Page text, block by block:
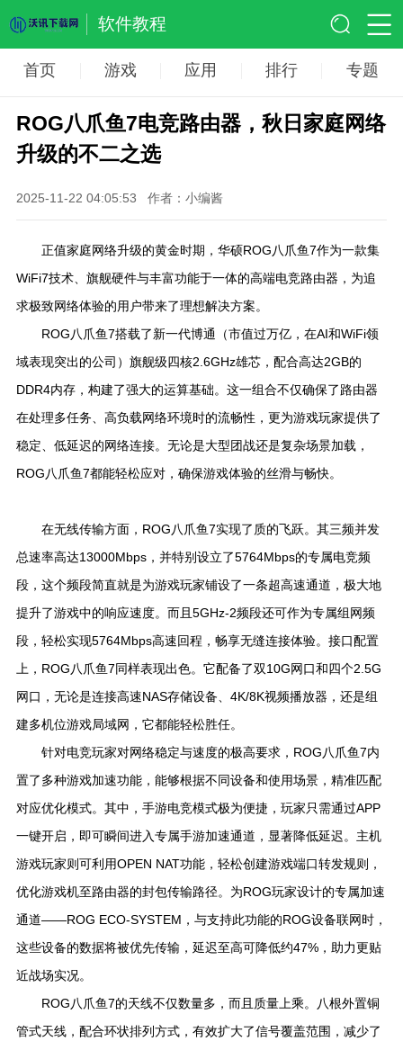
软件教程
首页 游戏 应用 排行 专题
ROG八爪鱼7电竞路由器，秋日家庭网络
升级的不二之选
2025-11-22 04:05:53 作者：小编酱
正值家庭网络升级的黄金时期，华硕ROG八爪鱼7作为一款集
WiFi7技术、旗舰硬件与丰富功能于一体的高端电竞路由器，为追
求极致网络体验的用户带来了理想解决方案。
ROG八爪鱼7搭载了新一代博通（市值过万亿，在AI和WiFi领
域表现突出的公司）旗舰级四核2.6GHz雄芯，配合高达2GB的
DDR4内存，构建了强大的运算基础。这一组合不仅确保了路由器
在处理多任务、高负载网络环境时的流畅性，更为游戏玩家提供了
稳定、低延迟的网络连接。无论是大型团战还是复杂场景加载，
ROG八爪鱼7都能轻松应对，确保游戏体验的丝滑与畅快。
在无线传输方面，ROG八爪鱼7实现了质的飞跃。其三频并发
总速率高达13000Mbps，并特别设立了5764Mbps的专属电竞频
段，这个频段简直就是为游戏玩家铺设了一条超高速通道，极大地
提升了游戏中的响应速度。而且5GHz-2频段还可作为专属组网频
段，轻松实现5764Mbps高速回程，畅享无缝连接体验。接口配置
上，ROG八爪鱼7同样表现出色。它配备了双10G网口和四个2.5G
网口，无论是连接高速NAS存储设备、4K/8K视频播放器，还是组
建多机位游戏局域网，它都能轻松胜任。
针对电竞玩家对网络稳定与速度的极高要求，ROG八爪鱼7内
置了多种游戏加速功能，能够根据不同设备和使用场景，精准匹配
对应优化模式。其中，手游电竞模式极为便捷，玩家只需通过APP
一键开启，即可瞬间进入专属手游加速通道，显著降低延迟。主机
游戏玩家则可利用OPEN NAT功能，轻松创建游戏端口转发规则，
优化游戏机至路由器的封包传输路径。为ROG玩家设计的专属加速
通道——ROG ECO-SYSTEM，与支持此功能的ROG设备联网时，
这些设备的数据将被优先传输，延迟至高可降低约47%，助力更贴
近战场实况。
ROG八爪鱼7的天线不仅数量多，而且质量上乘。八根外置铜
管式天线，配合环状排列方式，有效扩大了信号覆盖范围，减少了